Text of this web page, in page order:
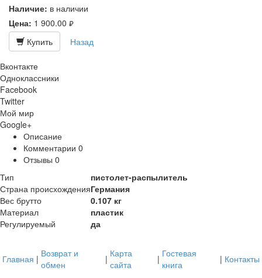
Наличие: в наличии
Цена: 1 900.00 руб.
Купить Назад
Вконтакте
Одноклассники
Facebook
Twitter
Мой мир
Google+
Описание
Комментарии 0
Отзывы 0
Тип
пистолет-распылитель
Страна происхожденияГермания
Вес брутто
0.107 кг
Материал
пластик
Регулируемый
да
Главная | Возврат и
обмен
| Карта
сайта
| Гостевая
книга
| Контакты